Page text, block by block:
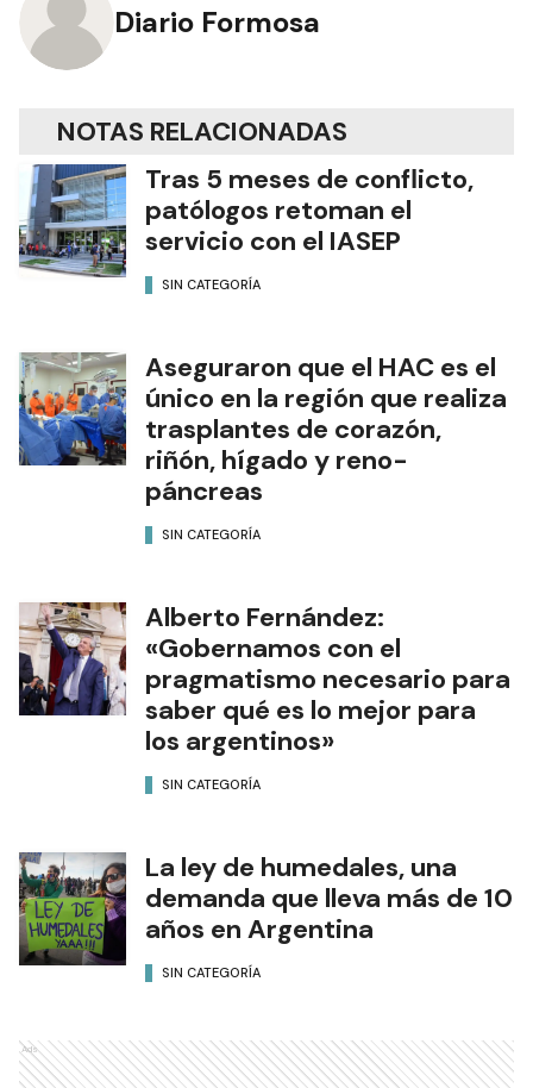
Diario Formosa
NOTAS RELACIONADAS
Tras 5 meses de conflicto,
patólogos retoman el
servicio con el IASEP
SIN CATEGORÍA
Aseguraron que el HAC es el
único en la región que realiza
trasplantes de corazón,
riñón, hígado y reno-
páncreas
SIN CATEGORÍA
Alberto Fernández:
«Gobernamos con el
pragmatismo necesario para
saber qué es lo mejor para
los argentinos»
SIN CATEGORÍA
La ley de humedales, una
demanda que lleva más de 10
años en Argentina
SIN CATEGORÍA
Ads